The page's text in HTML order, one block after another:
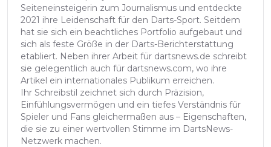
Seiteneinsteigerin zum Journalismus und entdeckte
2021 ihre Leidenschaft für den Darts-Sport. Seitdem
hat sie sich ein beachtliches Portfolio aufgebaut und
sich als feste Größe in der Darts-Berichterstattung
etabliert. Neben ihrer Arbeit für dartsnews.de schreibt
sie gelegentlich auch für dartsnews.com, wo ihre
Artikel ein internationales Publikum erreichen.
Ihr Schreibstil zeichnet sich durch Präzision,
Einfühlungsvermögen und ein tiefes Verständnis für
Spieler und Fans gleichermaßen aus – Eigenschaften,
die sie zu einer wertvollen Stimme im DartsNews-
Netzwerk machen.